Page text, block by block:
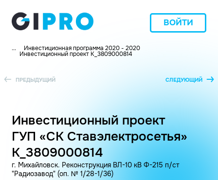
ВОЙТИ
... Инвестиционная программа 2020 - 2020
Инвестиционный проект K_3809000814
ПРЕДЫДУЩИЙ СЛЕДУЮЩИЙ
Инвестиционный проект
ГУП «СК Ставэлектросетья»
K_3809000814
г. Михайловск. Реконструкция ВЛ-10 кВ Ф-215 п/ст
"Радиозавод" (оп. № 1/28-1/36)